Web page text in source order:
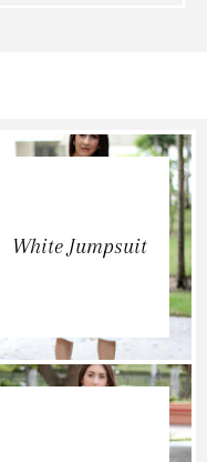
White Jumpsuit